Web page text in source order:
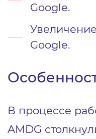
Google.
Google.
В процессе
AMDG